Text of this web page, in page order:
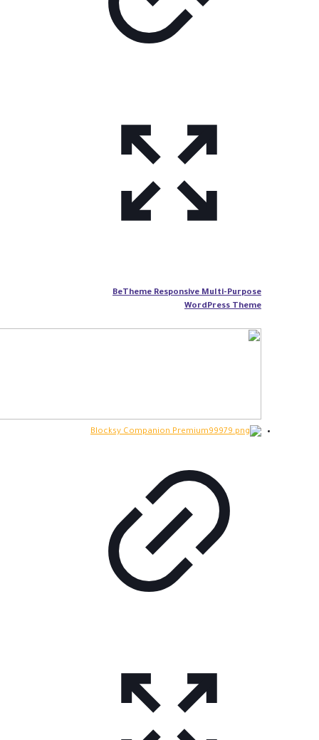
BeTheme Responsive Multi-Purpose
WordPress Theme